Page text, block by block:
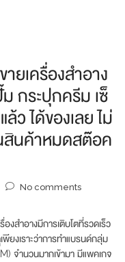
ยเครื่องสำอาง
กระปุกครีม เซ็
ได้ของเลย ไม่
สินค้าหมดสต๊อค
No comments
งสำอางมีการเติบโตที่รวดเร็ว
ยงเราะว่าการทำแบรนด์กลุ่ม
จำนวนมากเข้ามา มีแพคเกจ